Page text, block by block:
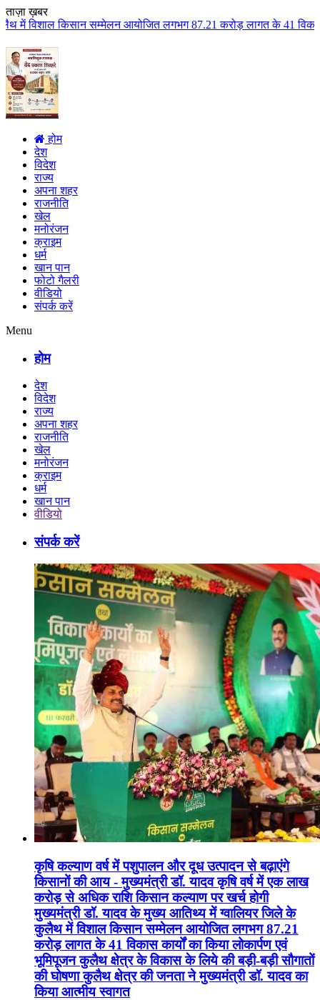
ताज़ा ख़बर
लगभग 87.21 करोड़ लागत के 41 विकास कार्यों का किया
होम
देश
विदेश
राज्य
अपना शहर
राजनीति
खेल
मनोरंजन
क्राइम
धर्म
खान पान
फोटो गैलरी
वीडियो
संपर्क करें
Menu
होम
देश
विदेश
राज्य
अपना शहर
राजनीति
खेल
मनोरंजन
क्राइम
धर्म
खान पान
वीडियो
संपर्क करें
कृषि कल्याण वर्ष में पशुपालन और दूध उत्पादन से बढ़ाएंगे
किसानों की आय - मुख्यमंत्री डॉ. यादव कृषि वर्ष में एक लाख
करोड़ से अधिक राशि किसान कल्याण पर खर्च होगी
मुख्यमंत्री डॉ. यादव के मुख्य आतिथ्य में ग्वालियर जिले के
कुलैथ में विशाल किसान सम्मेलन आयोजित लगभग 87.21
करोड़ लागत के 41 विकास कार्यों का किया लोकार्पण एवं
भूमिपूजन कुलैथ क्षेत्र के विकास के लिये की बड़ी-बड़ी सौगातों
की घोषणा कुलैथ क्षेत्र की जनता ने मुख्यमंत्री डॉ. यादव का
किया आत्मीय स्वागत